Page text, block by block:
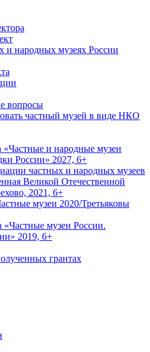
и народных музеях России
вопросы
частный музей в виде НКО
«Частные и народные музеи
России» 2027, 6+
частных и народных музеев
Великой Отечественной
2021, 6+
музеи 2020/Третьяковы
«Частные музеи России.
2019, 6+
грантах